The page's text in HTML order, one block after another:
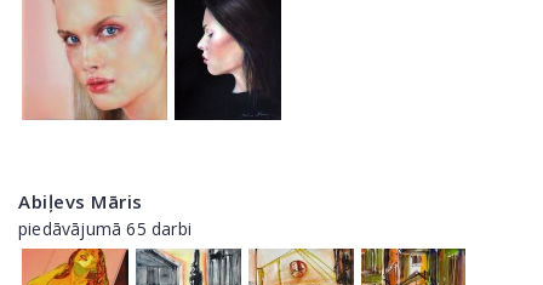
Abiļevs Māris
piedāvājumā 65 darbi